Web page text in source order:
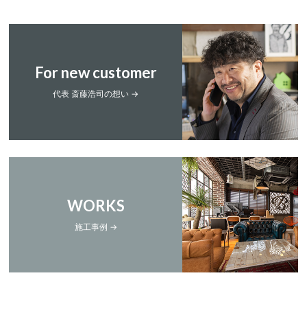
For new customer
代表 斎藤浩司の想い →
WORKS
施工事例 →